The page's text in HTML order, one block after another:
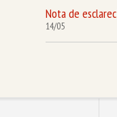
Nota de
14/05